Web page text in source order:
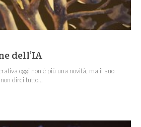
dell’IA
oggi non è più una novità, ma il suo
dirci tutto...